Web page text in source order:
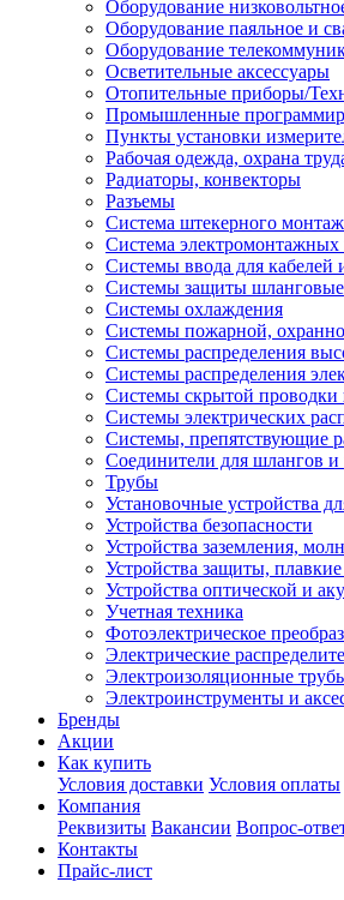
Оборудование
Оборудование паяльное и
Оборудование
Осветительные аксессуары
Отопительные приборы/
Промышленные
Пункты установки
Рабочая одежда, охрана
Радиаторы, конвекторы
Разъемы
Система штекерного
Система электромонтажных
Системы ввода для кабелей
Системы защиты шланговые
Системы охлаждения
Системы пожарной,
Системы распределения
Системы распределения
Системы скрытой проводки
Системы электрических
Системы, препятствующие
Соединители для шлангов и
Трубы
Установочные устройства
Устройства безопасности
Устройства заземления,
Устройства защиты,
Устройства оптической и
Учетная техника
Фотоэлектрическое
Электрические
Электроизоляционные
Электроинструменты и
Бренды
Акции
Как купить
Условия доставки Условия оплаты
Компания
Реквизиты Вакансии Вопрос-
Контакты
Прайс-лист